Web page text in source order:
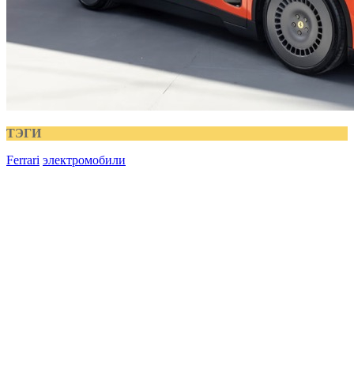
ТЭГИ
Ferrari электромобили